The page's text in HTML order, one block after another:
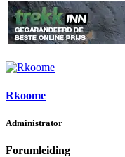
Rkoome
Administrator
Forumleiding